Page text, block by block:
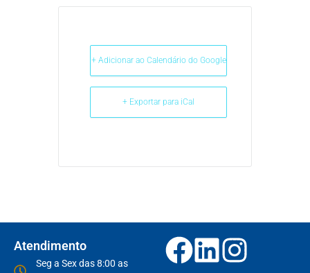
+ Adicionar ao Calendário do Google
+ Exportar para iCal
Atendimento
Seg a Sex das 8:00 as